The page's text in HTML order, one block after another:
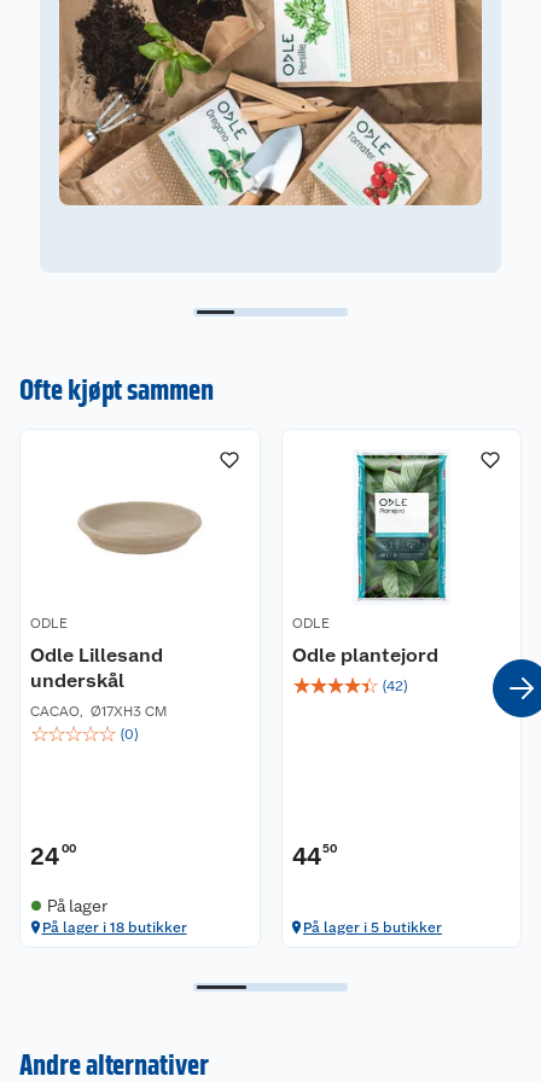
Ofte kjøpt sammen
ODLE
Odle Lillesand
underskål
CACAO Ø17XH3 CM
☆☆☆☆☆ (0)
2400
På lager
På lager i 18 butikker
ODLE
Odle plantejord
☆☆☆☆☆ (42)
4450
På lager i 5 butikker
Andre alternativer
Kundeservice